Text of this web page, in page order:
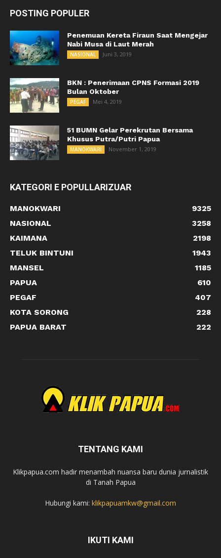
POSTING POPULER
Penemuan Kereta Firaun Saat Mengejar
Nabi Musa di Laut Merah
NASIONAL Juni 3, 2019
BKN : Penerimaan CPNS Formasi 2019
Bulan Oktober
PEGAF Mei 4, 2019
51 BUMN Gelar Perekrutan Bersama
Khusus Putra/Putri Papua
MANOKWARI November 1, 2019
KATEGORI E POPULLARIZUAR
MANOKWARI
9325
NASIONAL
3258
KAIMANA
2198
TELUK BINTUNI
1943
MANSEL
1185
PAPUA
610
PEGAF
407
KOTA SORONG
228
PAPUA BARAT
222
TENTANG KAMI
Klikpapua.com hadir menambah nuansa baru dunia jurnalistik
di Tanah Papua
Hubungi kami: klikpapuamkw@gmail.com
IKUTI KAMI